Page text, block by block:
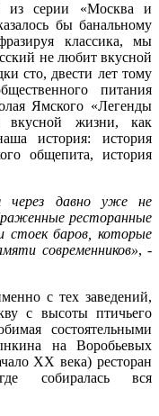
из серии «Москва и
бы банальному
классика, мы
не любит вкусной
сто, двести лет тому
питания
Ямского «Легенды
вкусной жизни, как
история: история
общепита, история
через давно уже не
ресторанные
стоек баров, которые
современников», -
с тех заведений,
с высоты птичьего
состоятельными
на Воробьевых
XX века) ресторан
собиралась вся